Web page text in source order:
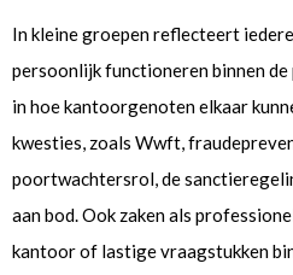
In kleine groepen reflecteert
persoonlijk functioneren binnen
in hoe kantoorgenoten elkaar
kwesties, zoals Wwft,
poortwachtersrol, de
aan bod. Ook zaken als
kantoor of lastige vraagstukken